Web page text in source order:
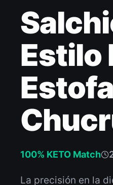
Estilo
100% KETO Match
La precisión en la